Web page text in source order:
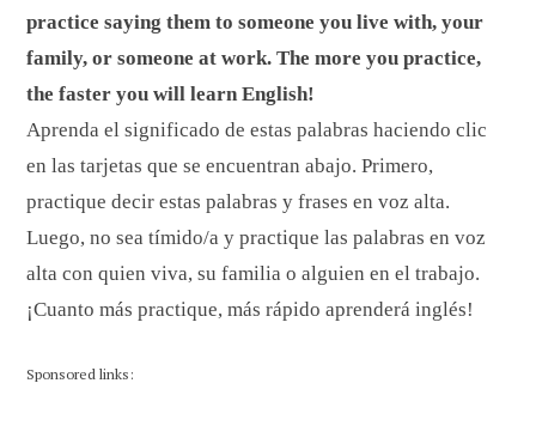
practice saying them to someone you live with, your
family, or someone at work. The more you practice,
the faster you will learn English!
Aprenda el significado de estas palabras haciendo clic
en las tarjetas que se encuentran abajo. Primero,
practique decir estas palabras y frases en voz alta.
Luego, no sea tímido/a y practique las palabras en voz
alta con quien viva, su familia o alguien en el trabajo.
¡Cuanto más practique, más rápido aprenderá inglés!
Sponsored links: